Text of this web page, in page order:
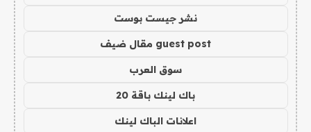
نشر جيست بوست
guest post مقال ضيف
سوق العرب
باك لينك باقة 20
اعلانات الباك لينك